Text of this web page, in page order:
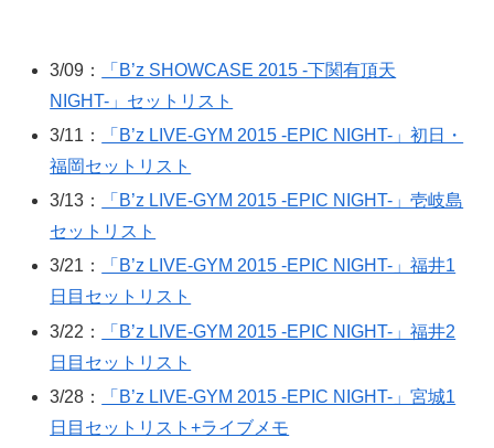
3/09：
「B’z SHOWCASE 2015 -下関有頂天
NIGHT-」セットリスト
3/11：
「B’z LIVE-GYM 2015 -EPIC NIGHT-」初日・
福岡セットリスト
3/13：
「B’z LIVE-GYM 2015 -EPIC NIGHT-」壱岐島
セットリスト
3/21：
「B’z LIVE-GYM 2015 -EPIC NIGHT-」福井1
日目セットリスト
3/22：
「B’z LIVE-GYM 2015 -EPIC NIGHT-」福井2
日目セットリスト
3/28：
「B’z LIVE-GYM 2015 -EPIC NIGHT-」宮城1
日目セットリスト+ライブメモ